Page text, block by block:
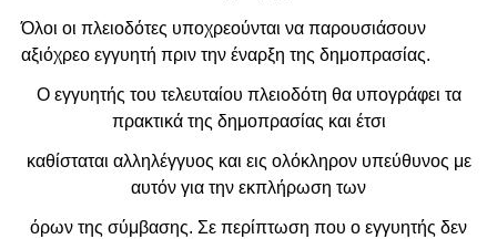
Όλοι οι πλειοδότες υποχρεούνται να παρουσιάσουν
αξιόχρεο εγγυητή πριν την έναρξη της δημοπρασίας.
Ο εγγυητής του τελευταίου πλειοδότη θα υπογράφει τα
πρακτικά της δημοπρασίας και έτσι
καθίσταται αλληλέγγυος και εις ολόκληρον υπεύθυνος με
αυτόν για την εκπλήρωση των
όρων της σύμβασης. Σε περίπτωση που ο εγγυητής δεν